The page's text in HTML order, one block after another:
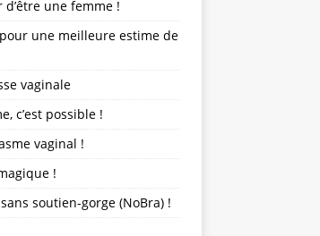
une femme !
une meilleure estime de
vaginale
c’est possible !
vaginal !
!
soutien-gorge (NoBra) !